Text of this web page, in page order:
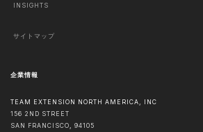
INSIGHTS
サイトマップ
企業情報
TEAM EXTENSION NORTH AMERICA, INC
156 2ND STREET
SAN FRANCISCO, 94105